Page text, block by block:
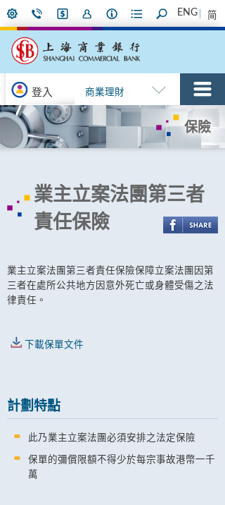
ENG 简
登入 商業理財
保險
業主立案法團第三者
責任保險
業主立案法團第三者責任保險保障立案法團因第
三者在處所公共地方因意外死亡或身體受傷之法
律責任。
下載保單文件
計劃特點
此乃業主立案法團必須安排之法定保險
保單的彌償限額不得少於每宗事故港幣一千
萬